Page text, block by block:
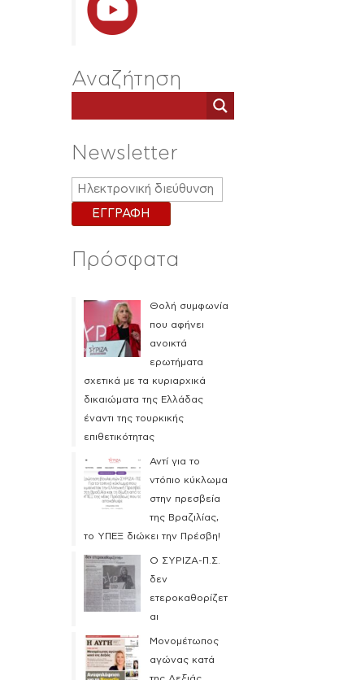
Αναζήτηση
Newsletter
Πρόσφατα
Θολή συμφωνία
που αφήνει
ανοικτά
ερωτήματα
σχετικά με τα κυριαρχικά
δικαιώματα της Ελλάδας
έναντι της τουρκικής
επιθετικότητας
Αντί για το
ντόπιο κύκλωμα
στην πρεσβεία
της Βραζιλίας,
το ΥΠΕΞ διώκει την Πρέσβη!
Ο ΣΥΡΙΖΑ-Π.Σ.
δεν
ετεροκαθορίζετ
αι
Μονομέτωπος
αγώνας κατά